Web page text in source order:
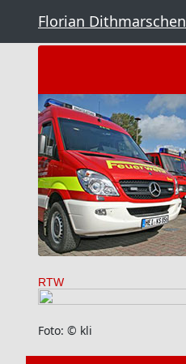
Florian Dithmarschen
RTW
Foto: © kli